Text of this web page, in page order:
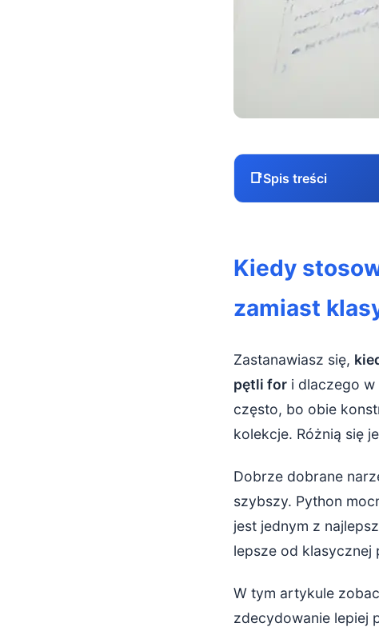
📑Spis treści
Pętla for vs. list
Główna
Tworzenie
Prosta
Filtrowanie
Łączenie
Tworzenie list
Kiedy
zamiast
Zastanawiasz się,
pętli for i dlaczego
często, bo obie
kolekcje. Różnią się
Dobrze dobrane
szybszy. Python
jest jednym z
lepsze od klasycznej
W tym artykule
zdecydowanie lepiej